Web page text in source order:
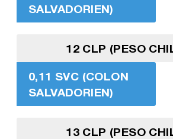
SALVADORIEN)
12 CLP (PESO
0,11 SVC (COLON
SALVADORIEN)
13 CLP (PESO